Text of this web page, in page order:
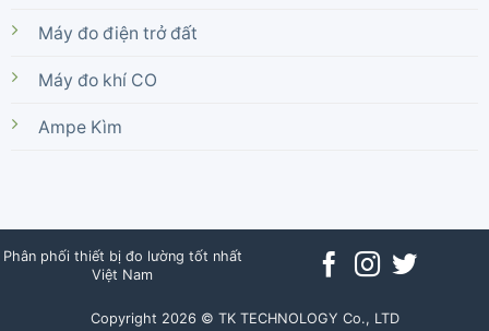
Máy đo điện trở đất
Máy đo khí CO
Ampe Kìm
Copyright 2026 © TK TECHNOLOGY Co., LTD
Phân phối thiết bị đo lường tốt nhất
Việt Nam